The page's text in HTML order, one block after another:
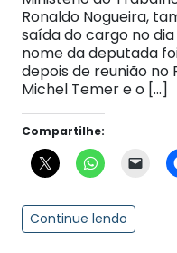
Ronaldo Nogueira,
saída do cargo no dia
nome da deputada
depois de reunião
Michel Temer e o […]
Compartilhe:
Continue lendo